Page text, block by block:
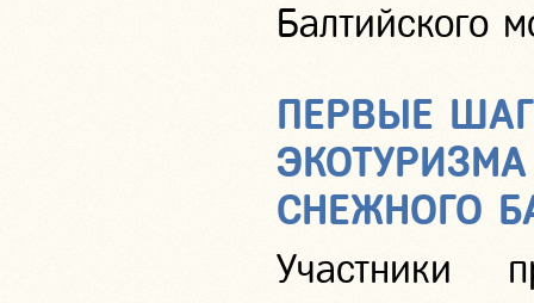
Балтийского
ПЕРВЫЕ
СНЕЖНОГО
Участники